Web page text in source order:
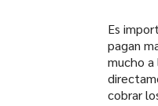
Es
pagan
mucho
cobrar